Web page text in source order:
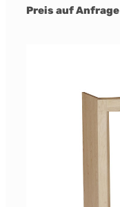
Preis auf Anfrage